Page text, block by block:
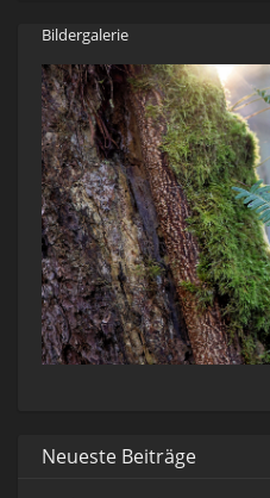
Bildergalerie
Neueste Beiträge